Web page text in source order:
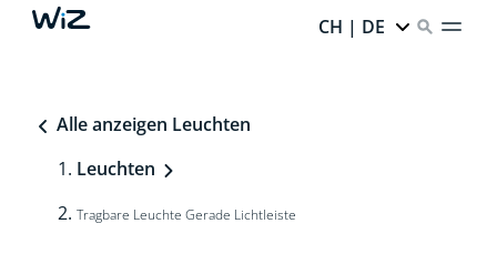
CH | DE
Alle anzeigen Leuchten
Leuchten
Tragbare Leuchte Gerade Lichtleiste